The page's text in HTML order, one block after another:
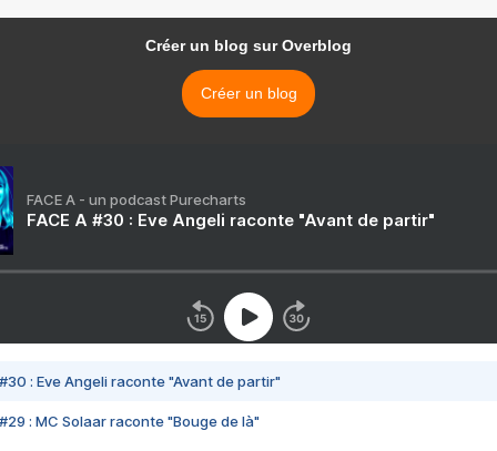
Créer un blog sur Overblog
Créer un blog
FACE A - un podcast Purecharts
FACE A #30 : Eve Angeli raconte "Avant de partir"
#30 : Eve Angeli raconte "Avant de partir"
#29 : MC Solaar raconte "Bouge de là"